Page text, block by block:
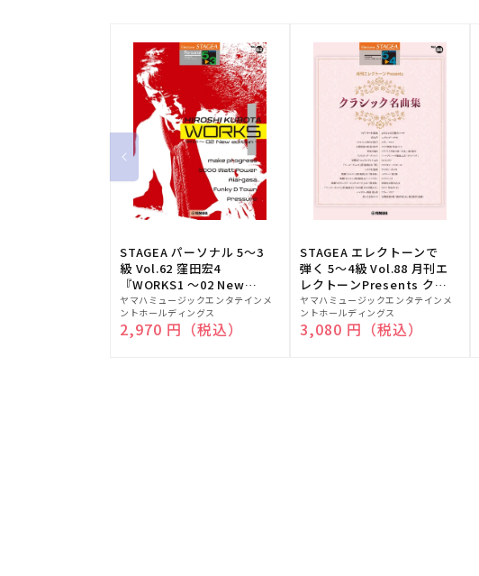
STAGEA パーソナル 5～3
級 Vol.62 窪田宏4
『WORKS1 ～02 New
edition～』
販
売
元:
ヤマハミュージックエンタテインメ
ントホールディングス
通常価格
2,970 円（税込）
STAGEA エレクトーンで
弾く 5～4級 Vol.88 月刊エ
レクトーンPresents クラ
シック名曲集
販
売
元:
ヤマハミュージックエンタテインメ
ントホールディングス
通常価格
3,080 円（税込）